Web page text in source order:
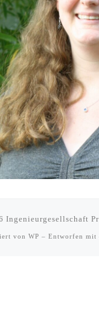
Ingenieurgesellschaft
von WP – Entworfen mit